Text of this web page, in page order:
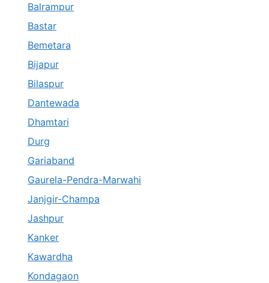
Balrampur
Bastar
Bemetara
Bijapur
Bilaspur
Dantewada
Dhamtari
Durg
Gariaband
Gaurela-Pendra-Marwahi
Janjgir-Champa
Jashpur
Kanker
Kawardha
Kondagaon